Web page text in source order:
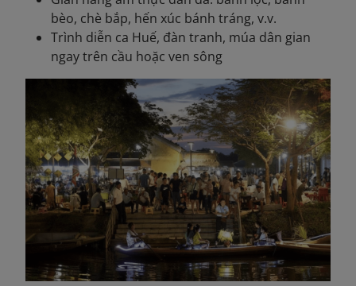
bèo, chè bắp, hến xúc bánh tráng, v.v.
Trình diễn ca Huế, đàn tranh, múa dân gian
ngay trên cầu hoặc ven sông